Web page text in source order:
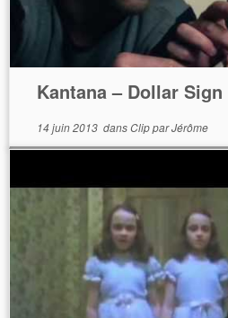
Kantana – Dollar Sign
14 juin 2013dansClipparJérôme